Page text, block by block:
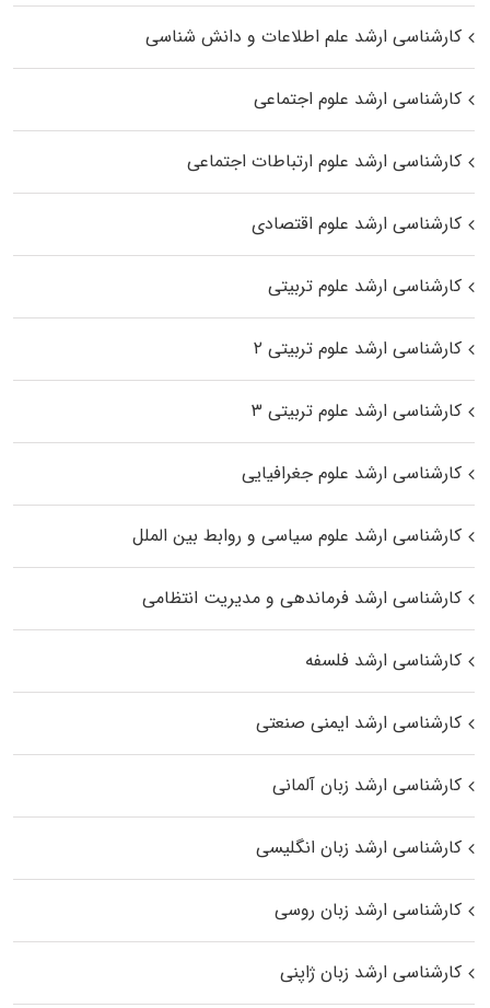
کارشناسی ارشد علم اطلاعات و دانش شناسی
کارشناسی ارشد علوم اجتماعی
کارشناسی ارشد علوم ارتباطات اجتماعی
کارشناسی ارشد علوم اقتصادی
کارشناسی ارشد علوم تربیتی
کارشناسی ارشد علوم تربیتی ۲
کارشناسی ارشد علوم تربیتی ۳
کارشناسی ارشد علوم جغرافیایی
کارشناسی ارشد علوم سیاسی و روابط بین الملل
کارشناسی ارشد فرماندهی و مدیریت انتظامی
کارشناسی ارشد فلسفه
کارشناسی ارشد ایمنی صنعتی
کارشناسی ارشد زبان آلمانی
کارشناسی ارشد زبان انگلیسی
کارشناسی ارشد زبان روسی
کارشناسی ارشد زبان ژاپنی